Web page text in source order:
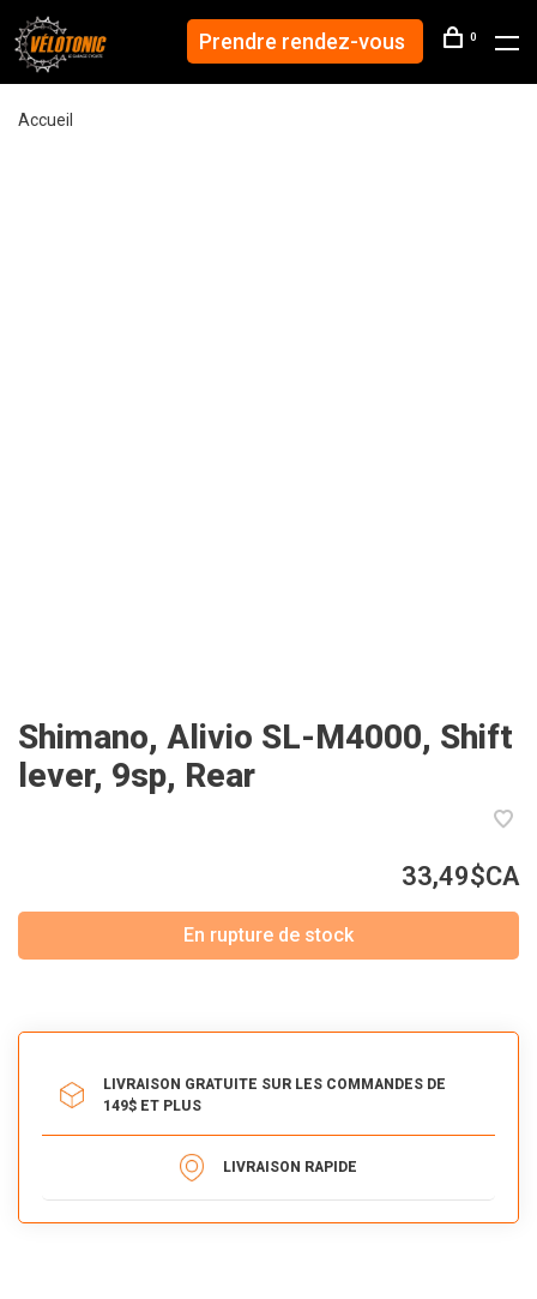
Prendre rendez-vous 0
Accueil
Shimano, Alivio SL-M4000, Shift
lever, 9sp, Rear
33,49$CA
En rupture de stock
LIVRAISON GRATUITE SUR LES COMMANDES DE
149$ ET PLUS
LIVRAISON RAPIDE